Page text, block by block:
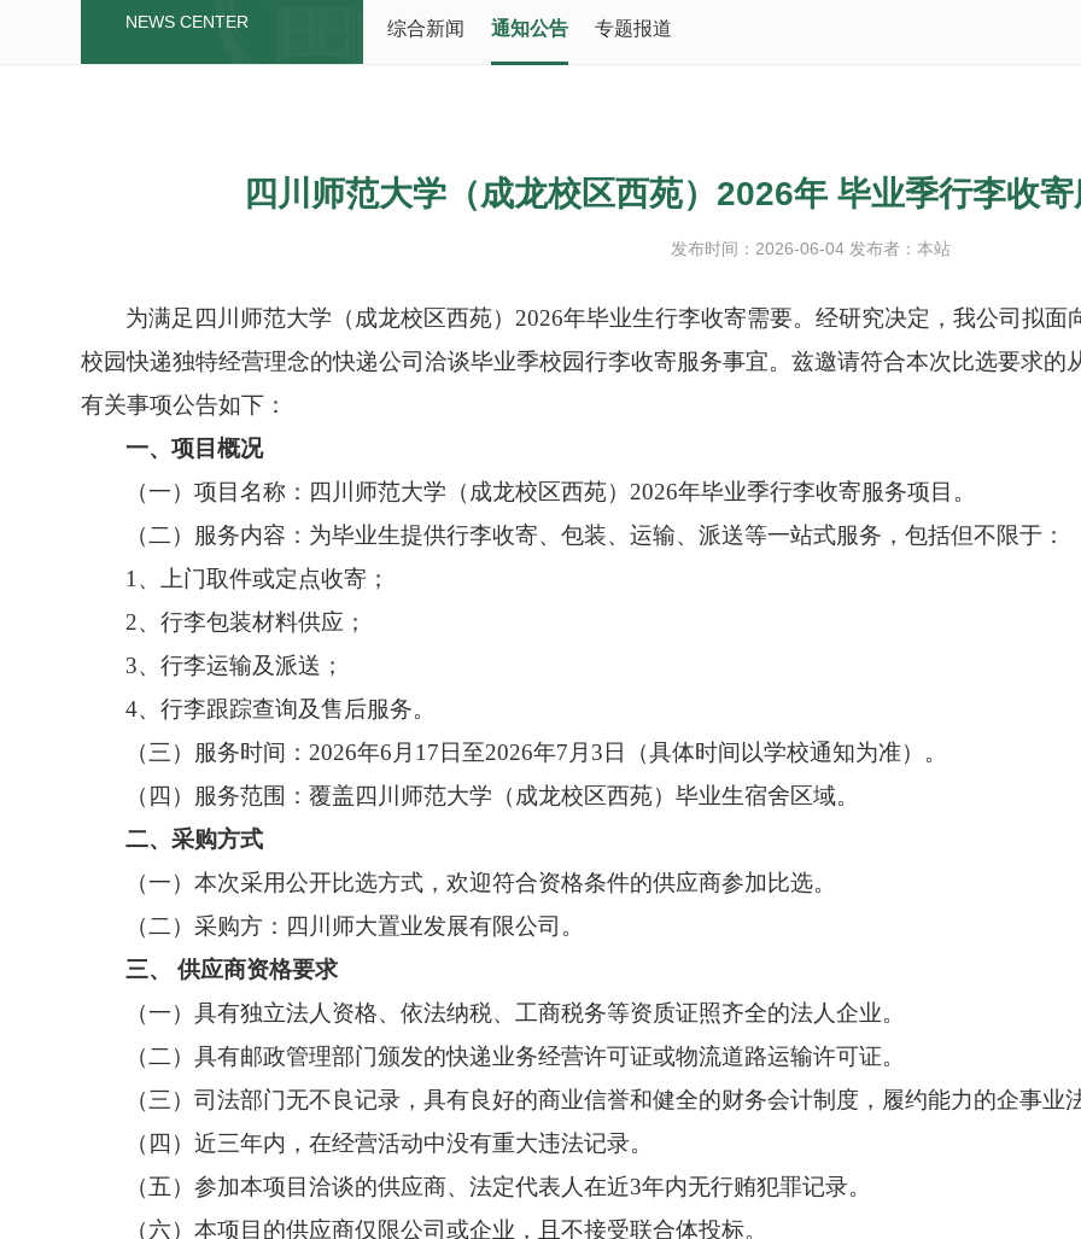
NEWS CENTER 综合新闻 通知公告 专题报道
四川师范大学（成龙校区西苑）2026年 毕业季行李收
发布时间：2026-06-04 发布者：本站
为满足四川师范大学（成龙校区西苑）2026年毕业生行李收寄需要。经研究决定，我公司拟
校园快递独特经营理念的快递公司洽谈毕业季校园行李收寄服务事宜。兹邀请符合本次比选要求
有关事项公告如下：
一、项目概况
（一）项目名称：四川师范大学（成龙校区西苑）2026年毕业季行李收寄服务项目。
（二）服务内容：为毕业生提供行李收寄、包装、运输、派送等一站式服务，包括但不限于：
1、上门取件或定点收寄；
2、行李包装材料供应；
3、行李运输及派送；
4、行李跟踪查询及售后服务。
（三）服务时间：2026年6月17日至2026年7月3日（具体时间以学校通知为准）。
（四）服务范围：覆盖四川师范大学（成龙校区西苑）毕业生宿舍区域。
二、采购方式
（一）本次采用公开比选方式，欢迎符合资格条件的供应商参加 比选。
（二）采购方 ： 四川师大置业发展有限公司。
三、
供应商资格要求
（一）具有独立法人资格、依法纳税、工商税务等资质证照齐全的法人企业。
（二）具有邮政管理部门颁发的快递业务经营许可证或物流道路运输许可证。
（三）司法部门无不良记录，具有良好的商业信誉和健全的财务会计制度，履约能力的企事业
（四）近三年内，在经营活动中没有重大违法记录。
（五）参加本项目洽谈的供应商、法定代表人在近3年内无行贿犯罪记录。
（六）本项目的供应商仅限公司或企业，且不接受联合体投标。